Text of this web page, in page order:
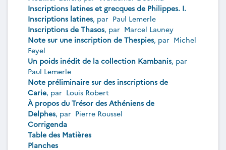
Inscriptions latines et grecques de Philippes. I.
Inscriptions latines, par Paul Lemerle
Inscriptions de Thasos, par Marcel Launey
Note sur une inscription de Thespies, par Michel
Feyel
Un poids inédit de la collection Kambanis, par
Paul Lemerle
Note préliminaire sur des inscriptions de
Carie, par Louis Robert
À propos du Trésor des Athéniens de
Delphes, par Pierre Roussel
Corrigenda
Table des Matières
Planches